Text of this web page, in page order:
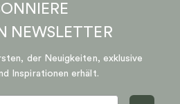
NEWSLETTER
der Neuigkeiten, exklusive
Inspirationen erhält.